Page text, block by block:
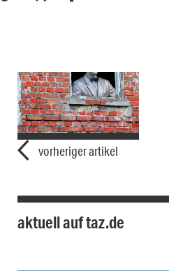
vorheriger artikel
aktuell auf taz.de